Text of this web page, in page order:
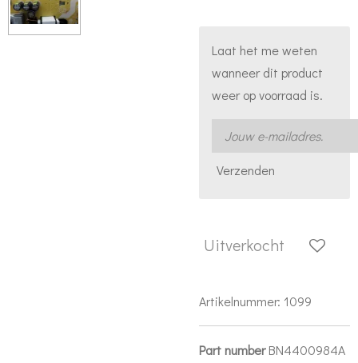
Laat het me weten
wanneer dit product
weer op voorraad is.
Verzenden
Uitverkocht
Artikelnummer: 1099
Part numberBN4400984A